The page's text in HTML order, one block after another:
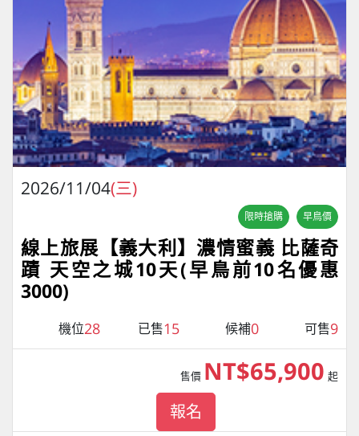
2026/11/04(三)
限時搶購 早鳥價
線上旅展【義大利】濃情蜜義 比薩奇
蹟 天空之城10天(早鳥前10名優惠
3000)
機位28 已售15 候補0 可售9
售價 NT$65,900 起
報名